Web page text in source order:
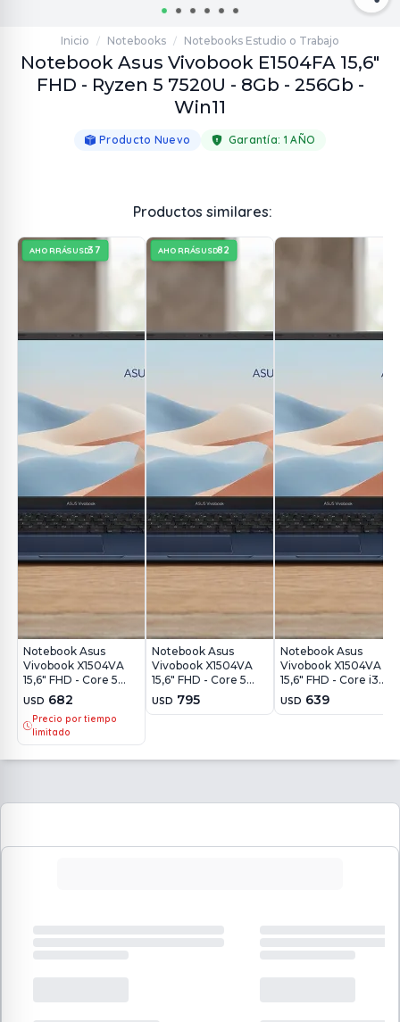
Inicio / Notebooks / Notebooks Estudio o Trabajo
Notebook Asus Vivobook E1504FA 15,6"
FHD - Ryzen 5 7520U - 8Gb - 256Gb -
Win11
Producto Nuevo Garantía: 1 AÑO
Productos similares:
AHORRÁSUSD37
Notebook Asus
Vivobook X1504VA
15,6" FHD - Core 5
120U - 8Gb - 512Gb -
Win11
USD 682
Precio por tiempo
limitado
AHORRÁSUSD82
Notebook Asus
Vivobook X1504VA
15,6" FHD - Core 5
120U - 16Gb - 512Gb -
Win11
USD 795
Notebook Asus
Vivobook X1504VA
15,6" FHD - Core i3
1315U - 8Gb - 512Gb -
Win11
USD 639